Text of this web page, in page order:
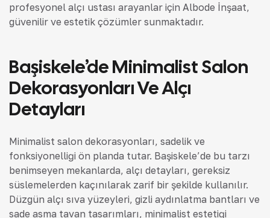
profesyonel alçı ustası arayanlar için Albode İnşaat,
güvenilir ve estetik çözümler sunmaktadır.
Başiskele’de Minimalist Salon
Dekorasyonları Ve Alçı
Detayları
Minimalist salon dekorasyonları, sadelik ve
fonksiyonelliği ön planda tutar. Başiskele’de bu tarzı
benimseyen mekanlarda, alçı detayları, gereksiz
süslemelerden kaçınılarak zarif bir şekilde kullanılır.
Düzgün alçı sıva yüzeyleri, gizli aydınlatma bantları ve
sade asma tavan tasarımları, minimalist estetiği